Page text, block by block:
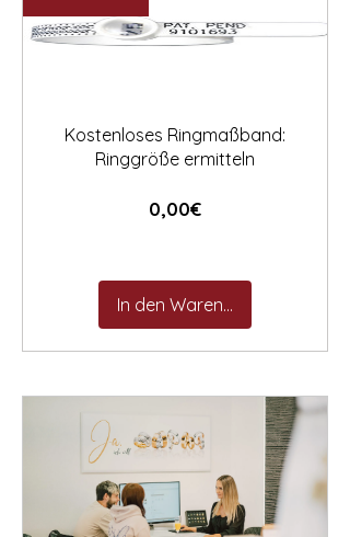
Kostenloses Ringmaßband:
Ringgröße ermitteln
0,00€Preis
In den Warenkorb